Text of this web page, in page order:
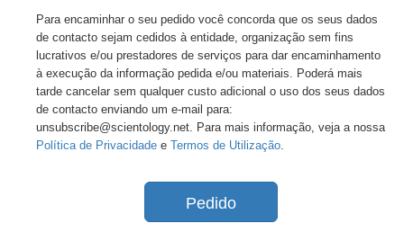
Para encaminhar o seu pedido você concorda que os seus dados
de contacto sejam cedidos à entidade, organização sem fins
lucrativos e/ou prestadores de serviços para dar encaminhamento
à execução da informação pedida e/ou materiais. Poderá mais
tarde cancelar sem qualquer custo adicional o uso dos seus dados
de contacto enviando um e-mail para:
unsubscribe@scientology.net. Para mais informação, veja a nossa
Política de Privacidade e Termos de Utilização.
Pedido